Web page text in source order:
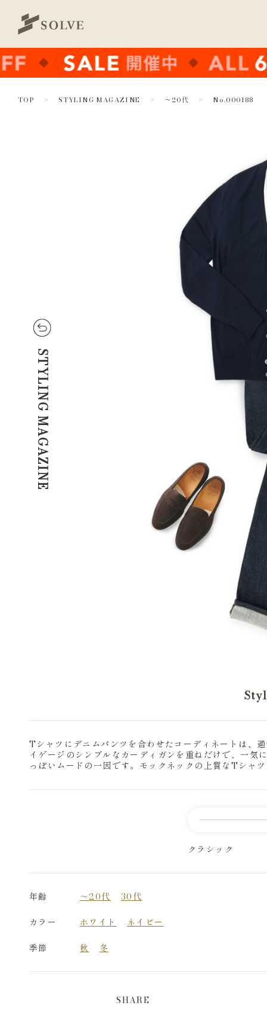
TOP STYLING MAGAZINE ～20代 No.000188
STYLING MAGAZINE
Tシャツにデニムパンツを合わせたコーディネートは、
イゲージのシンプルなカーディガンを重ねだけで、一
っぽいムードの一因です。モックネックの上質なTシャ
クラシック
年齢 ～20代
30代
カラー
ホワイト
ネイビー
季節
秋 冬
SHARE